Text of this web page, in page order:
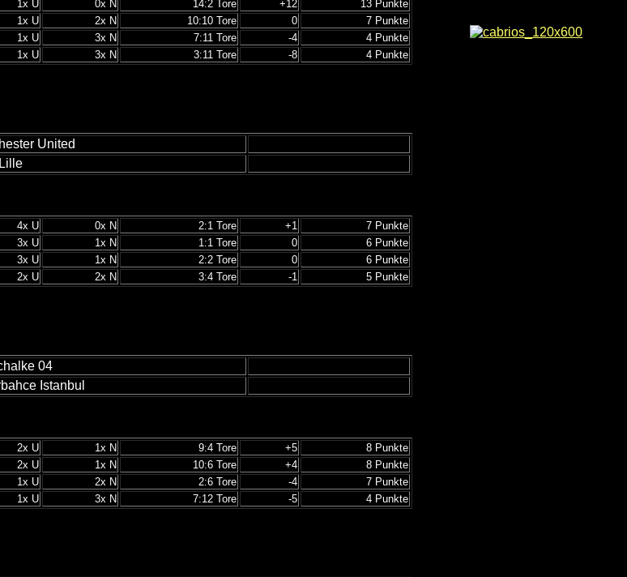
1x U 0x N 14:2 Tore +12
13 Punkte
1x U 2x N 10:10 Tore 0
7 Punkte
1x U 3x N 7:11 Tore -4
4 Punkte
1x U 3x N 3:11 Tore -8 4 Punkte
United
4x U 0x N 2:1 Tore +1
7 Punkte
3x U 1x N 1:1 Tore 0
6 Punkte
3x U 1x N 2:2 Tore 0
6 Punkte
2x U 2x N 3:4 Tore -1 5 Punkte
04
Istanbul
2x U 1x N 9:4 Tore +5
8 Punkte
2x U 1x N 10:6 Tore +4
8 Punkte
1x U 2x N 2:6 Tore -4
7 Punkte
1x U 3x N 7:12 Tore -5 4 Punkte